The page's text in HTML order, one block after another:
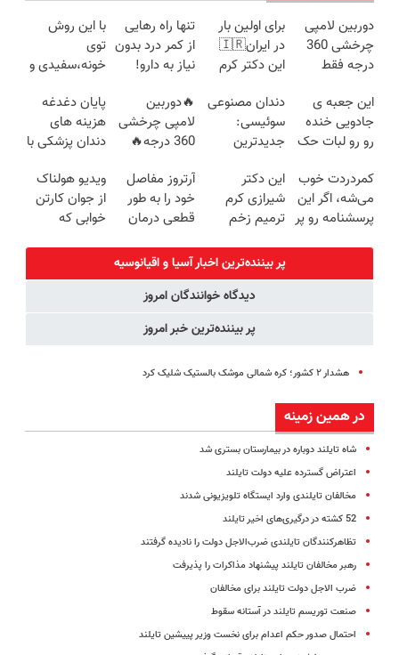
دوربین لامپی
چرخشی 360
درجه فقط
🔥 پرداخت
درب منزل
برای اولین بار
در ایران🇮🇷
این دکتر کرم
روزه ساخت!
تنها راه رهایی
از کمر درد بدون
نیاز به دارو!
با این روش
توی
خونه،سفیدی و
برگردون
(40%off)
این جعبه ی
جادویی خنده
رو رو لبات حک
خرید40%تخفیف
دندان مصنوعی
سوئیسی:
جدیدترین
سبک و مقاوم |
پرداخت قسطی
🔥دوربین
لامپی چرخشی
360 درجه🔥
منزل + گارانتی
تعویض
پایان دغدغه
هزینه های
دندان پزشکی با
کننده خانگی
کمردردت خوب
می‌شه، اگر این
پرسشنامه رو پر
این دکتر
شیرازی کرم
ترمیم زخم
ساخت!!!
آرتروز مفاصل
خود را به طور
قطعی درمان
◗پرسش‌نامه◖
ویدیو هولناک
از جوان کارتن
خوابی که
پر بیننده‌ترین اخبار آسیا و اقیانوسیه
دیدگاه خوانندگان امروز
پر بیننده‌ترین خبر امروز
هشدار ۲ کشور؛ کره شمالی موشک بالستیک شلیک کرد
در همین زمینه
شاه تایلند دوباره در بیمارستان بستری شد
اعتراض گسترده علیه دولت تایلند
مخالفان تایلندی وارد ایستگاه تلویزیونی شدند
52 کشته در درگیری‌های اخیر تایلند
تظاهرکنندگان تایلندی ضر‌ب‌الاجل دولت را نادیده گرفتند
رهبر مخالفان تایلند پیشنهاد مذاکرات را پذیرفت
ضرب الاجل دولت تایلند برای مخالفان
صنعت توریسم تایلند در آستانه سقوط
احتمال صدور حکم اعدام برای نخست وزیر پییشین تایلند